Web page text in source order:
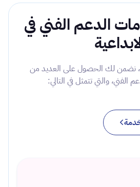
الدعم الفني في
نضمن لك الحصول على العديد من
والتي تتمثل في التالي: